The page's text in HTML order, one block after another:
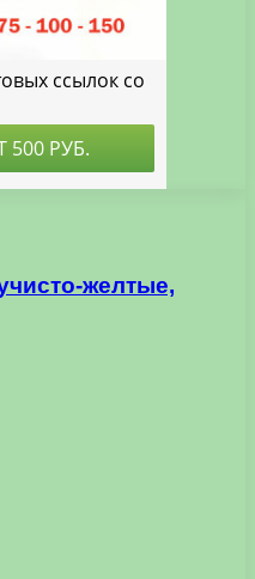
желтые,